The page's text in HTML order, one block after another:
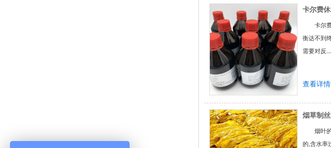
卡尔费
卡尔
衡达不到
需要对反...
查看详
烟草制
烟叶
的,含水率